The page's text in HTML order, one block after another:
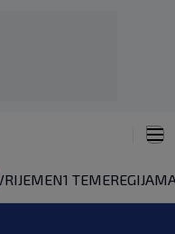
N1 TEMEREGIJA